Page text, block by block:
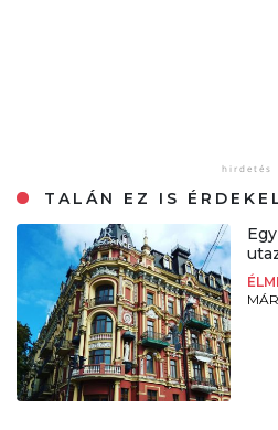
TALÁN EZ IS